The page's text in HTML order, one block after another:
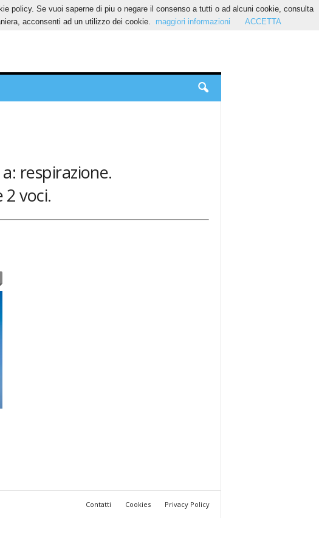
respirazione.
voci.
Contatti Cookies Privacy Policy
policy. Se vuoi saperne di piu o negare il consenso a tutti o ad alcuni cookie, consulta
acconsenti ad un utilizzo dei cookie.
maggiori informazioni ACCETTA